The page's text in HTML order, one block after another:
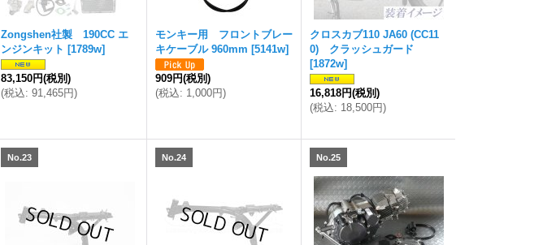
Zongshen社製 190CC エ
ンジンキット [1789w]
83,150円(税別)
(税込: 91,465円)
モンキー用 フロントブレー
キケーブル 960mm [5141w]
909円(税別)
(税込: 1,000円)
クロスカブ110 JA60 (CC11
0) クラッシュガード
[1872w]
16,818円(税別)
(税込: 18,500円)
No.23 No.24 No.25